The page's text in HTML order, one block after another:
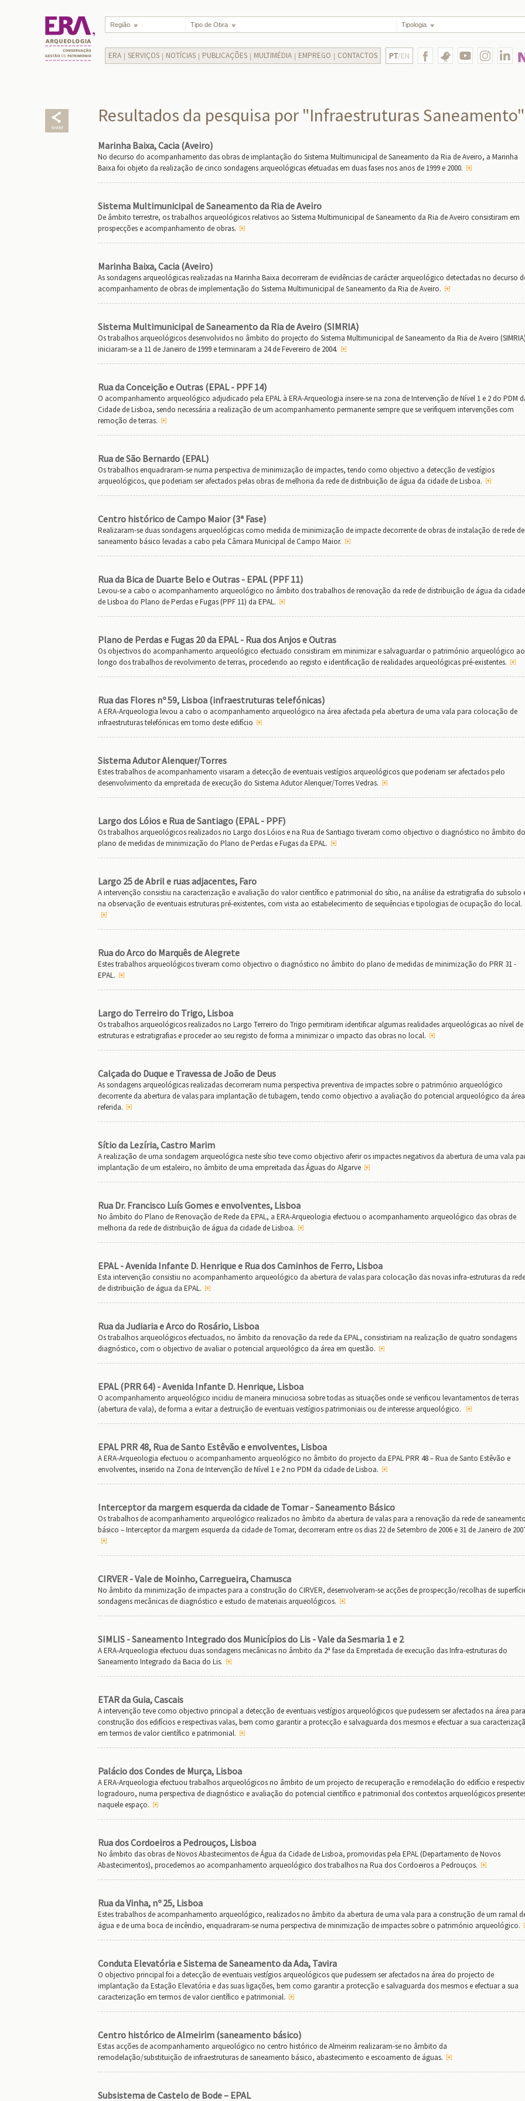
Região Tipo de Obra Tipologia
ERA SERVIÇOS NOTÍCIAS PUBLICAÇÕES MULTIMÉDIA EMPREGO CONTACTOS PT/EN
Resultados da pesquisa por "Infraestruturas Saneamento"
Marinha Baixa, Cacia (Aveiro)
No decurso do acompanhamento das obras de implantação do Sistema Multimunicipal de Saneamento da Ria de Aveiro, a Marinha
Baixa foi objeto da realização de cinco sondagens arqueológicas efetuadas em duas fases nos anos de 1999 e 2000.
Sistema Multimunicipal de Saneamento da Ria de Aveiro
De âmbito terrestre, os trabalhos arqueológicos relativos ao Sistema Multimunicipal de Saneamento da Ria de Aveiro consistiram em
prospecções e acompanhamento de obras.
Marinha Baixa, Cacia (Aveiro)
As sondagens arqueológicas realizadas na Marinha Baixa decorreram de evidências de carácter arqueológico detectadas no decurso
acompanhamento de obras de implementação do Sistema Multimunicipal de Saneamento da Ria de Aveiro.
Sistema Multimunicipal de Saneamento da Ria de Aveiro (SIMRIA)
Os trabalhos arqueológicos desenvolvidos no âmbito do projecto do Sistema Multimunicipal de Saneamento da Ria de Aveiro
iniciaram-se a 11 de Janeiro de 1999 e terminaram a 24 de Fevereiro de 2004.
Rua da Conceição e Outras (EPAL - PPF 14)
O acompanhamento arqueológico adjudicado pela EPAL à ERA-Arqueologia insere-se na zona de Intervenção de Nível 1 e 2 do PDM
Cidade de Lisboa, sendo necessária a realização de um acompanhamento permanente sempre que se verifiquem intervenções com
remoção de terras.
Rua de São Bernardo (EPAL)
Os trabalhos enquadraram-se numa perspectiva de minimização de impactes, tendo como objectivo a detecção de vestígios
arqueológicos, que poderiam ser afectados pelas obras de melhoria da rede de distribuição de água da cidade de Lisboa.
Centro histórico de Campo Maior (3ª Fase)
Realizaram-se duas sondagens arqueológicas como medida de minimização de impacte decorrente de obras de instalação de rede de
saneamento básico levadas a cabo pela Câmara Municipal de Campo Maior.
Rua da Bica de Duarte Belo e Outras - EPAL (PPF 11)
Levou-se a cabo o acompanhamento arqueológico no âmbito dos trabalhos de renovação da rede de distribuição de água da cidade
de Lisboa do Plano de Perdas e Fugas (PPF 11) da EPAL.
Plano de Perdas e Fugas 20 da EPAL - Rua dos Anjos e Outras
Os objectivos do acompanhamento arqueológico efectuado consistiram em minimizar e salvaguardar o património arqueológico ao
longo dos trabalhos de revolvimento de terras, procedendo ao registo e identificação de realidades arqueológicas pré-existentes.
Rua das Flores nº 59, Lisboa (infraestruturas telefónicas)
A ERA-Arqueologia levou a cabo o acompanhamento arqueológico na área afectada pela abertura de uma vala para colocação de
infraestruturas telefónicas em torno deste edifício
Sistema Adutor Alenquer/Torres
Estes trabalhos de acompanhamento visaram a detecção de eventuais vestígios arqueológicos que poderiam ser afectados pelo
desenvolvimento da empreitada de execução do Sistema Adutor Alenquer/Torres Vedras.
Largo dos Lóios e Rua de Santiago (EPAL - PPF)
Os trabalhos arqueológicos realizados no Largo dos Lóios e na Rua de Santiago tiveram como objectivo o diagnóstico no âmbito do
plano de medidas de minimização do Plano de Perdas e Fugas da EPAL.
Largo 25 de Abril e ruas adjacentes, Faro
A intervenção consistiu na caracterização e avaliação do valor científico e patrimonial do sítio, na análise da estratigrafia do subsolo
na observação de eventuais estruturas pré-existentes, com vista ao estabelecimento de sequências e tipologias de ocupação do local.
Rua do Arco do Marquês de Alegrete
Estes trabalhos arqueológicos tiveram como objectivo o diagnóstico no âmbito do plano de medidas de minimização do PRR 31 -
EPAL.
Largo do Terreiro do Trigo, Lisboa
Os trabalhos arqueológicos realizados no Largo Terreiro do Trigo permitiram identificar algumas realidades arqueológicas ao nível de
estruturas e estratigrafias e proceder ao seu registo de forma a minimizar o impacto das obras no local.
Calçada do Duque e Travessa de João de Deus
As sondagens arqueológicas realizadas decorreram numa perspectiva preventiva de impactes sobre o património arqueológico
decorrente da abertura de valas para implantação de tubagem, tendo como objectivo a avaliação do potencial arqueológico da área
referida.
Sítio da Lezíria, Castro Marim
A realização de uma sondagem arqueológica neste sítio teve como objectivo aferir os impactes negativos da abertura de uma vala
implantação de um estaleiro, no âmbito de uma empreitada das Águas do Algarve
Rua Dr. Francisco Luís Gomes e envolventes, Lisboa
No âmbito do Plano de Renovação de Rede da EPAL, a ERA-Arqueologia efectuou o acompanhamento arqueológico das obras de
melhoria da rede de distribuição de água da cidade de Lisboa.
EPAL - Avenida Infante D. Henrique e Rua dos Caminhos de Ferro, Lisboa
Esta intervenção consistiu no acompanhamento arqueológico da abertura de valas para colocação das novas infra-estruturas da rede
de distribuição de água da EPAL.
Rua da Judiaria e Arco do Rosário, Lisboa
Os trabalhos arqueológicos efectuados, no âmbito da renovação da rede da EPAL, consistiriam na realização de quatro sondagens
diagnóstico, com o objectivo de avaliar o potencial arqueológico da área em questão.
EPAL (PRR 64) - Avenida Infante D. Henrique, Lisboa
O acompanhamento arqueológico incidiu de maneira minuciosa sobre todas as situações onde se verificou levantamentos de terras
(abertura de vala), de forma a evitar a destruição de eventuais vestígios patrimoniais ou de interesse arqueológico.
EPAL PRR 48, Rua de Santo Estêvão e envolventes, Lisboa
A ERA-Arqueologia efectuou o acompanhamento arqueológico no âmbito do projecto da EPAL PRR 48 – Rua de Santo Estêvão e
envolventes, inserido na Zona de Intervenção de Nível 1 e 2 no PDM da cidade de Lisboa.
Interceptor da margem esquerda da cidade de Tomar - Saneamento Básico
Os trabalhos de acompanhamento arqueológico realizados no âmbito da abertura de valas para a renovação da rede de
básico – Interceptor da margem esquerda da cidade de Tomar, decorreram entre os dias 22 de Setembro de 2006 e 31 de Janeiro de
CIRVER - Vale de Moinho, Carregueira, Chamusca
No âmbito da minimização de impactes para a construção do CIRVER, desenvolveram-se acções de prospecção/recolhas de
sondagens mecânicas de diagnóstico e estudo de materiais arqueológicos.
SIMLIS - Saneamento Integrado dos Municípios do Lis - Vale da Sesmaria 1 e 2
A ERA-Arqueologia efectuou duas sondagens mecânicas no âmbito da 2ª fase da Empreitada de execução das Infra-estruturas do
Saneamento Integrado da Bacia do Lis.
ETAR da Guia, Cascais
A intervenção teve como objectivo principal a detecção de eventuais vestígios arqueológicos que pudessem ser afectados na área
construção dos edifícios e respectivas valas, bem como garantir a protecção e salvaguarda dos mesmos e efectuar a sua
em termos de valor científico e patrimonial.
Palácio dos Condes de Murça, Lisboa
A ERA-Arqueologia efectuou trabalhos arqueológicos no âmbito de um projecto de recuperação e remodelação do edifício e
logradouro, numa perspectiva de diagnóstico e avaliação do potencial científico e patrimonial dos contextos arqueológicos
naquele espaço.
Rua dos Cordoeiros a Pedrouços, Lisboa
No âmbito das obras de Novos Abastecimentos de Água da Cidade de Lisboa, promovidas pela EPAL (Departamento de Novos
Abastecimentos), procedemos ao acompanhamento arqueológico dos trabalhos na Rua dos Cordoeiros a Pedrouços.
Rua da Vinha, nº 25, Lisboa
Estes trabalhos de acompanhamento arqueológico, realizados no âmbito da abertura de uma vala para a construção de um ramal
água e de uma boca de incêndio, enquadraram-se numa perspectiva de minimização de impactes sobre o património arqueológico.
Conduta Elevatória e Sistema de Saneamento da Ada, Tavira
O objectivo principal foi a detecção de eventuais vestígios arqueológicos que pudessem ser afectados na área do projecto de
implantação da Estação Elevatória e das suas ligações, bem como garantir a protecção e salvaguarda dos mesmos e efectuar a sua
caracterização em termos de valor científico e patrimonial.
Centro histórico de Almeirim (saneamento básico)
Estas acções de acompanhamento arqueológico no centro histórico de Almeirim realizaram-se no âmbito da
remodelação/substituição de infraestruturas de saneamento básico, abastecimento e escoamento de águas.
Subsistema de Castelo de Bode – EPAL